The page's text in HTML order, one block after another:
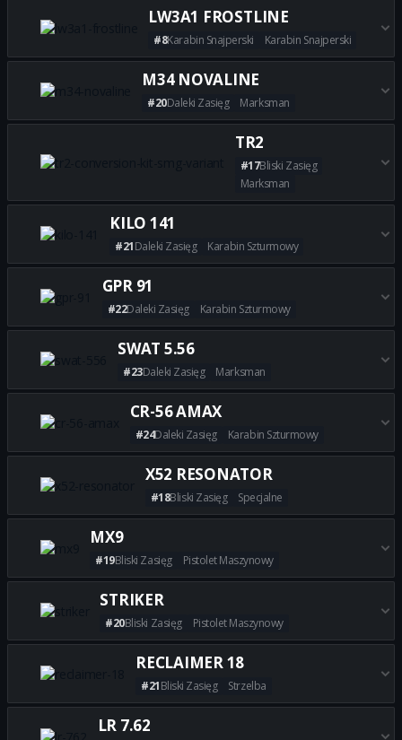
LW3A1 FROSTLINE
#8Karabin Snajperski Karabin Snajperski
Zdobądź wszystkie najlepsze
M34 NOVALINE
#20Daleki Zasięg Marksman
Zdobądź wszystkie najlepsze
TR2
#17Bliski Zasięg
Marksman
Zdobądź wszystkie najlepsze
KILO 141
#21Daleki Zasięg Karabin Szturmowy
Zdobądź wszystkie najlepsze
GPR 91
#22Daleki Zasięg Karabin Szturmowy
Zdobądź wszystkie najlepsze
SWAT 5.56
#23Daleki Zasięg Marksman
Zdobądź wszystkie najlepsze
CR-56 AMAX
#24Daleki Zasięg Karabin Szturmowy
Zdobądź wszystkie najlepsze
X52 RESONATOR
#18Bliski Zasięg Specjalne
Zdobądź wszystkie najlepsze
MX9
#19Bliski Zasięg Pistolet Maszynowy
Zdobądź wszystkie najlepsze
STRIKER
#20Bliski Zasięg Pistolet Maszynowy
Zdobądź wszystkie najlepsze
RECLAIMER 18
#21Bliski Zasięg Strzelba
Zdobądź wszystkie najlepsze
LR 7.62